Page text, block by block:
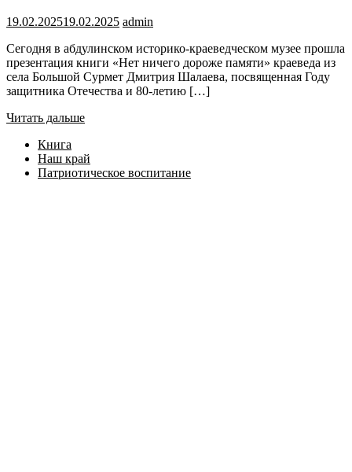
19.02.202519.02.2025 admin
Сегодня в абдулинском историко-краеведческом музее прошла
презентация книги «Нет ничего дороже памяти» краеведа из
села Большой Сурмет Дмитрия Шалаева, посвященная Году
защитника Отечества и 80-летию […]
Читать дальше
Книга
Наш край
Патриотическое воспитание